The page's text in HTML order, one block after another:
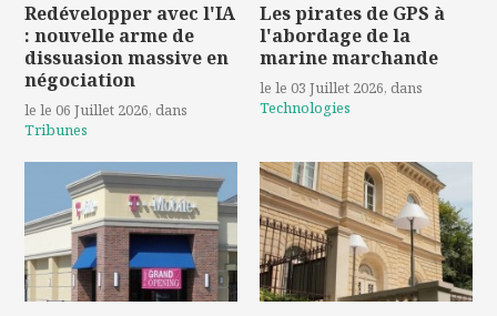
Redévelopper avec l'IA
: nouvelle arme de
dissuasion massive en
négociation
le le 06 Juillet 2026, dans
Tribunes
Les pirates de GPS à
l'abordage de la
marine marchande
le le 03 Juillet 2026, dans
Technologies